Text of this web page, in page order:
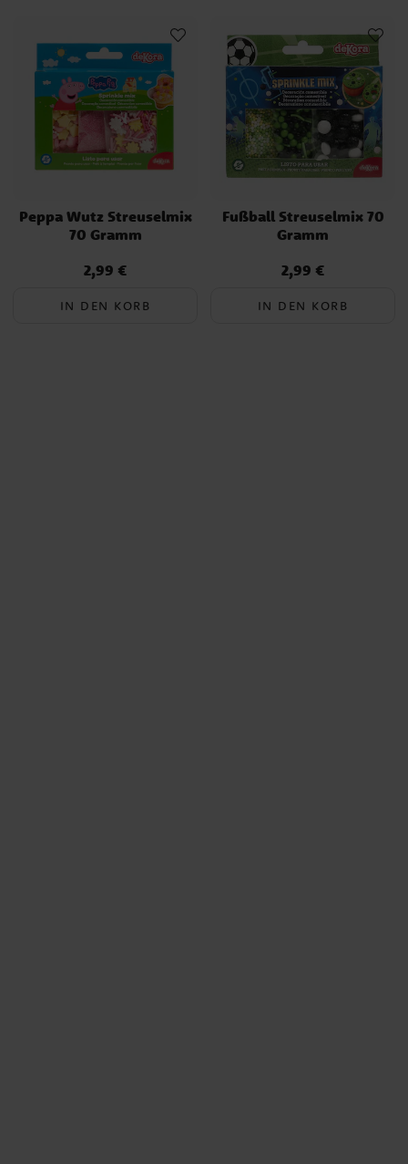
Peppa Wutz Streuselmix
70 Gramm
Preis:2,99 €
2,99 €
IN DEN KORB
Fußball Streuselmix 70
Gramm
Preis:2,99 €
2,99 €
IN DEN KORB